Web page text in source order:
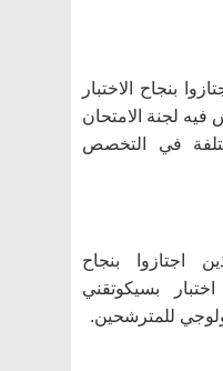
بنجاح الاختبار
فيه لجنة الامتحان
في التخصص
اجتازوا بنجاح
اختبار بسيكوتقني
للمترشحين.